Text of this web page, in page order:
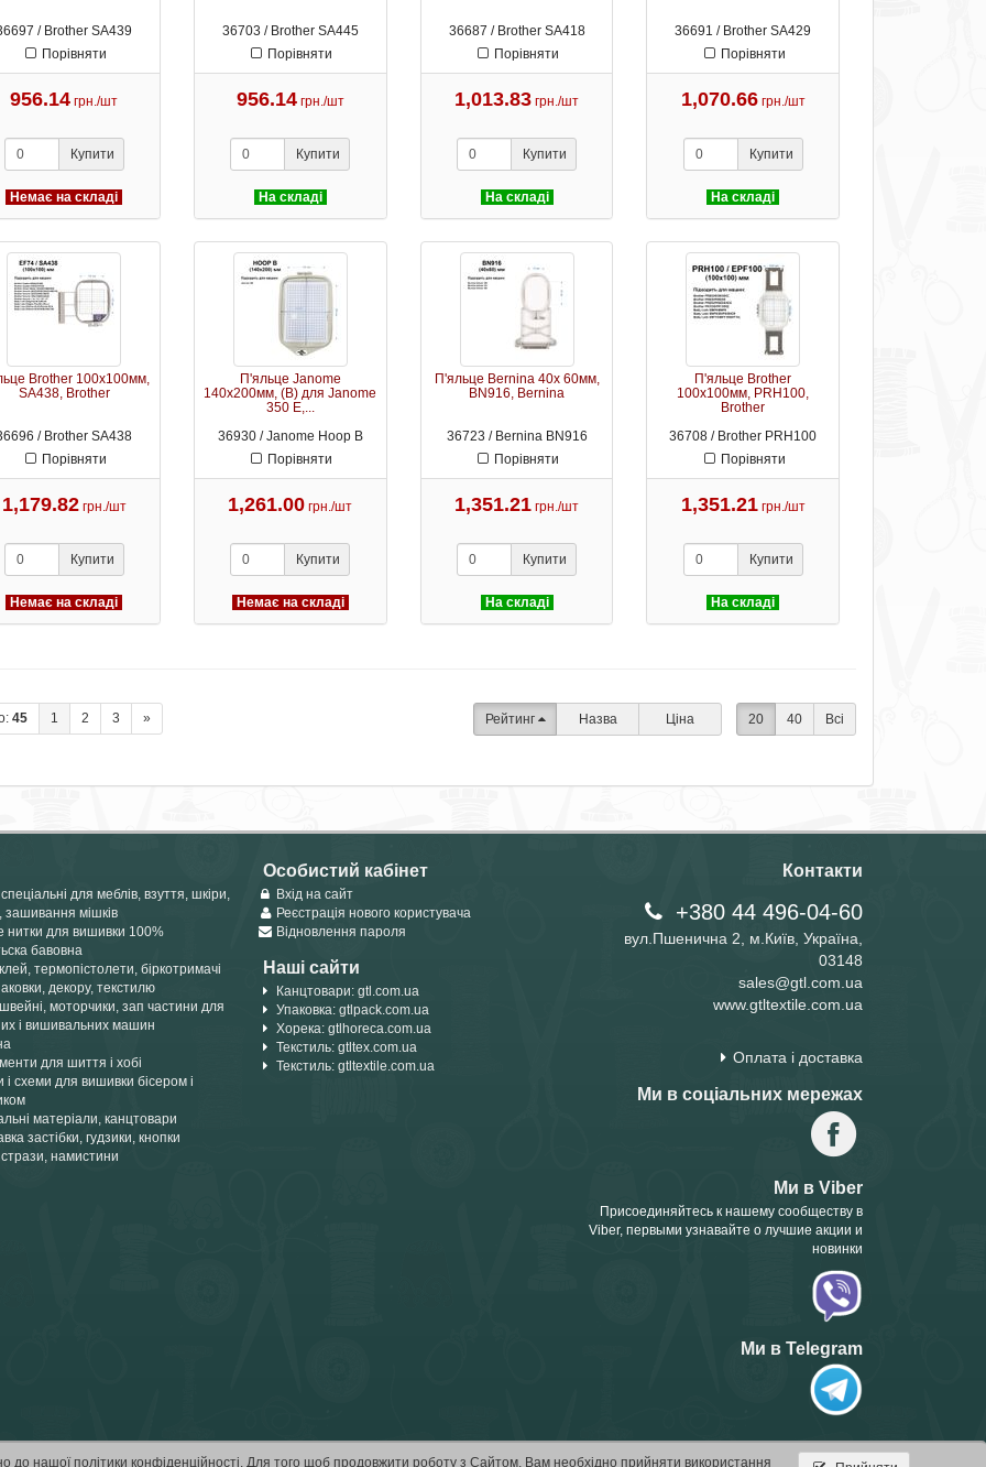
/ Brother SA439
Порівняти
956.14 грн./шт
Купити
Немає на складі
36703 / Brother SA445
Порівняти
956.14 грн./шт
Купити
На складі
36687 / Brother SA418
Порівняти
1,013.83 грн./шт
Купити
На складі
36691 / Brother SA429
Порівняти
1,070.66 грн./шт
Купити
На складі
Brother 100х100мм,
SA438, Brother
/ Brother SA438
Порівняти
1,179.82 грн./шт
Купити
Немає на складі
П'яльце Janome
140х200мм, (B) для Janome
350 E,...
36930 / Janome Hoop B
Порівняти
1,261.00 грн./шт
Купити
Немає на складі
П'яльце Bernina 40х 60мм,
BN916, Bernina
36723 / Bernina BN916
Порівняти
1,351.21 грн./шт
Купити
На складі
П'яльце Brother
100х100мм, PRH100,
Brother
36708 / Brother PRH100
Порівняти
1,351.21 грн./шт
Купити
На складі
45 1 2 3 » Рейтинг Назва Ціна 20 40 Всі
для меблів, взуття, шкіри,
зашивання мішків
нитки для вишивки 100%
бавовна
термопістолети, біркотримачі
декору, текстилю
моторчики, зап частини для
і вишивальних машин
для шиття і хобі
і схеми для вишивки бісером і
матеріали, канцтовари
застібки, гудзики, кнопки
намистини
Особистий кабінет
Вхід на сайт
Реєстрація нового користувача
Відновлення пароля
Наші сайти
Канцтовари: gtl.com.ua
Упаковка: gtlpack.com.ua
Хорека: gtlhoreca.com.ua
Текстиль: gtltex.com.ua
Текстиль: gtltextile.com.ua
Контакти
+380 44 496-04-60
вул.Пшенична 2, м.Київ, Україна,
03148
sales@gtl.com.ua
www.gtltextile.com.ua
Оплата і доставка
Ми в соціальних мережах
Ми в Viber
Присоединяйтесь к нашему сообществу в
Viber, первыми узнавайте о лучшие акции и
новинки
Ми в Telegram
до нашоїполітики конфіденційності. Для того щоб продовжити роботу з Сайтом, Вам необхідно прийняти використання